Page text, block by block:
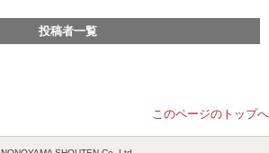
投稿者一覧
このページのトップへ